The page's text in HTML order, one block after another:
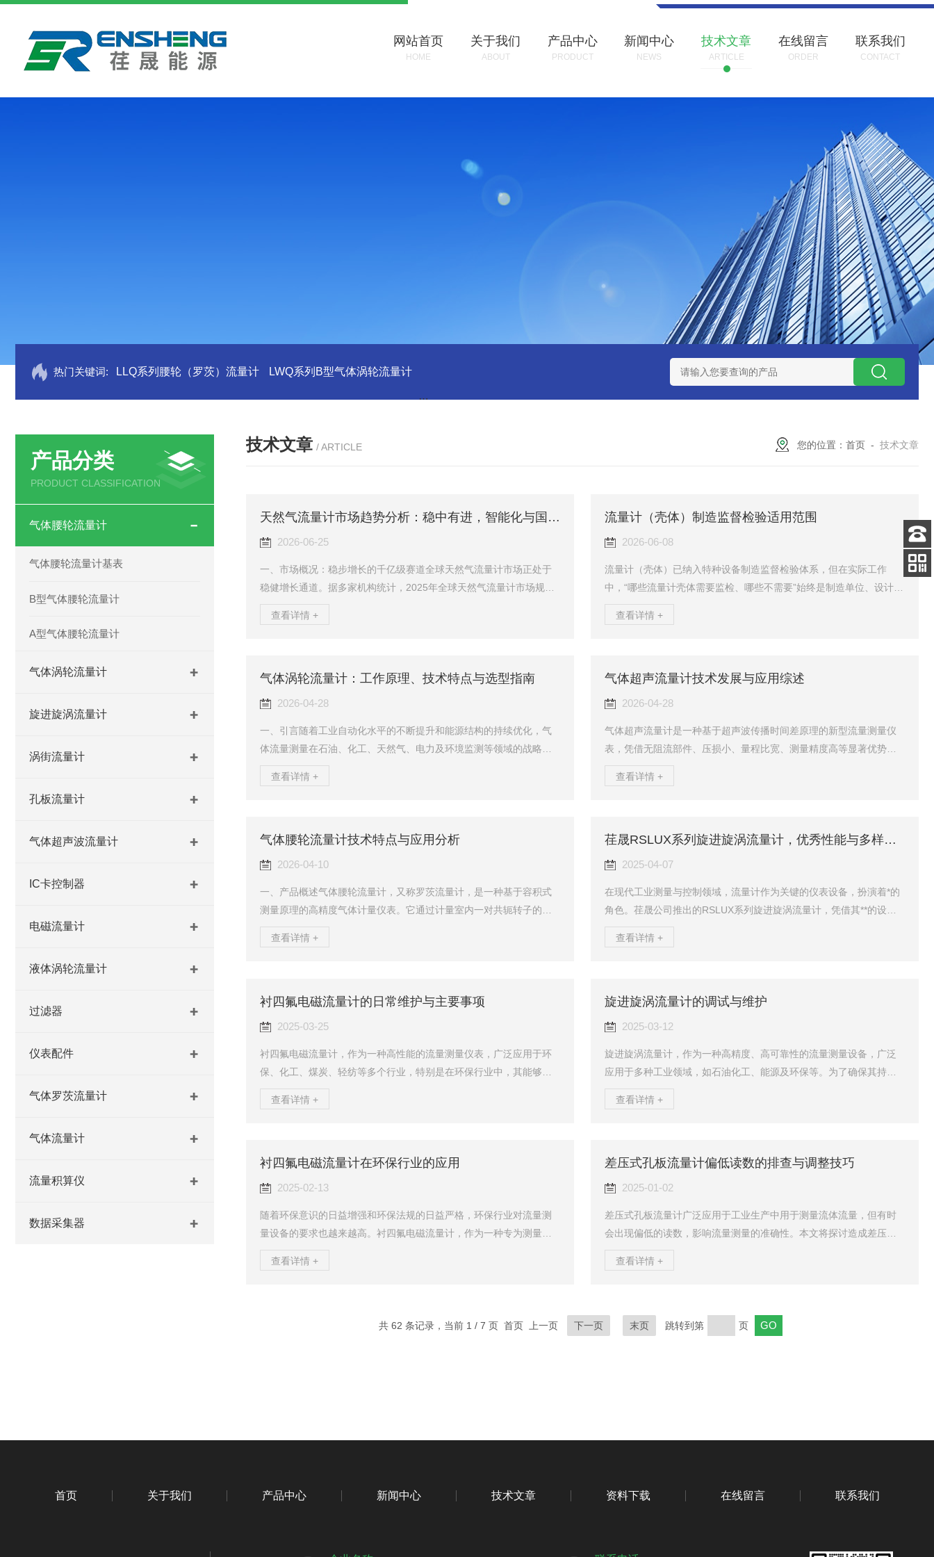
网站首页
HOME
关于我们
ABOUT
产品中心
PRODUCT
新闻中心
NEWS
技术文章
ARTICLE
在线留言
ORDER
联系我们
CONTACT
热门关键词: LLQ系列腰轮（罗茨）流量计 LWQ系列B型气体涡轮流量计 腰轮（罗茨）流量计 一体式电磁流量计 RSLUX系列
产品分类
PRODUCT CLASSIFICATION
气体腰轮流量计
气体腰轮流量计基表
B型气体腰轮流量计
A型气体腰轮流量计
气体涡轮流量计
旋进旋涡流量计
涡街流量计
孔板流量计
气体超声波流量计
IC卡控制器
电磁流量计
液体涡轮流量计
过滤器
仪表配件
气体罗茨流量计
气体流量计
流量积算仪
数据采集器
技术文章 / ARTICLE 您的位置： 首页 - 技术文章
天然气流量计市场趋势分析：稳中有进，智能化与国产化双轮驱动
2026-06-25
一、市场概况：稳步增长的千亿级赛道全球天然气流量计市场正处于
稳健增长通道。据多家机构统计，2025年全球天然气流量计市场规模
元，年均复合增长率（CAGR）约为3.8%～4.2%-。以人民币口径测
看，2025年全球气体流量计市场规模约7.47亿美元，预计203...
查看详情 +
流量计（壳体）制造监督检验适用范围
2026-06-08
流量计（壳体）已纳入特种设备制造监督检验体系，但在实际工作
中，“哪些流量计壳体需要监检、哪些不需要”始终是制造单位、设计单
量计（壳体）制造监检的适用范围，给出了清晰的“两步判定法”，并重
提供实用的技术参考。一、引言自2020年9月1日《压力管道监督检验
查看详情 +
气体涡轮流量计：工作原理、技术特点与选型指南
2026-04-28
一、引言随着工业自动化水平的不断提升和能源结构的持续优化，气
体流量测量在石油、化工、天然气、电力及环境监测等领域的战略地
场规模约为12.3亿美元，预计将以约6.35%的年复合增长率持续增长，
体涡轮流量计凭借其高精度、宽量程比和快速响应的技术优势，已成
为上述领域中气体计量与过程控制的核心...
查看详情 +
气体超声流量计技术发展与应用综述
2026-04-28
气体超声流量计是一种基于超声波传播时间差原理的新型流量测量仪
表，凭借无阻流部件、压损小、量程比宽、测量精度高等显著优势，
原理出发，系统阐述了气体超声流量计的关键技术，分析了其在天然
天然气在全球能源结构中的重要性日益提升，管道天然气的准确计量
已成为能源交易和生产管理的关键环节。传统的孔板流量计、涡轮流...
查看详情 +
气体腰轮流量计技术特点与应用分析
2026-04-10
一、产品概述气体腰轮流量计，又称罗茨流量计，是一种基于容积式
测量原理的高精度气体计量仪表。它通过计量室内一对共轭转子的旋
气、煤制气、惰性气体、空气等非腐蚀性气体的流量计量，是石油、
成。当被测气体流经计量室时，流量计进出口端形成压力差，在此压
查看详情 +
荏晟RSLUX系列旋进旋涡流量计，优秀性能与多样优势
2025-04-07
在现代工业测量与控制领域，流量计作为关键的仪表设备，扮演着*的
角色。荏晟公司推出的RSLUX系列旋进旋涡流量计，凭借其**的设计
化工、电力、冶金等行业的优选。本文将深入探讨荏晟RSLUX系列旋
械可动部件的设计，这一特点使其在恶劣的工业环境中表现出色。无
查看详情 +
衬四氟电磁流量计的日常维护与主要事项
2025-03-25
衬四氟电磁流量计，作为一种高性能的流量测量仪表，广泛应用于环
保、化工、煤炭、轻纺等多个行业，特别是在环保行业中，其能够准
要意义。为了确保衬四氟电磁流量计的稳定运行和测量精度，日常的
精度。特别注意清除管道中的杂质、沉淀物等，防止堵塞传感器或影
查看详情 +
旋进旋涡流量计的调试与维护
2025-03-12
旋进旋涡流量计，作为一种高精度、高可靠性的流量测量设备，广泛
应用于多种工业领域，如石油化工、能源及环保等。为了确保其持续
步骤、日常维护以及注意事项三个方面，详细阐述旋进旋涡流量计的
是否紧密，防止介质泄漏。2.电气连接：按照“电气性能指标”要求接入
查看详情 +
衬四氟电磁流量计在环保行业的应用
2025-02-13
随着环保意识的日益增强和环保法规的日益严格，环保行业对流量测
量设备的要求也越来越高。衬四氟电磁流量计，作为一种专为测量导
度，在环保行业中发挥着越来越重要的作用。一、衬四氟电磁流量计
体流经磁场时，会在流体中产生感应电动势，这个电动势与流速成正
查看详情 +
差压式孔板流量计偏低读数的排查与调整技巧
2025-01-02
差压式孔板流量计广泛应用于工业生产中用于测量流体流量，但有时
会出现偏低的读数，影响流量测量的准确性。本文将探讨造成差压式
高测量精度。一、偏低读数的常见原因1.孔板磨损或污染：孔板的孔径
差压变送器的精度和响应速度直接影响流量计的读数。若变送器发生
查看详情 +
共 62 条记录，当前 1 / 7 页 首页 上一页 下一页 末页 跳转到第 页
首页 关于我们 产品中心 新闻中心 技术文章 资料下载 在线留言 联系我们
客服
电话